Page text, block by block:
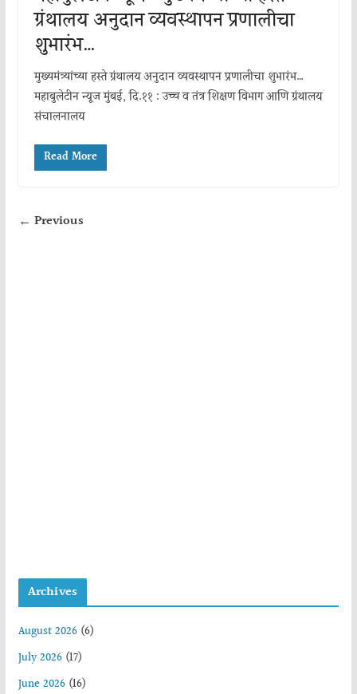
ग्रंथालय अनुदान व्यवस्थापन प्रणालीचा
शुभारंभ…
मुख्यमंत्र्यांच्या हस्ते ग्रंथालय अनुदान व्यवस्थापन प्रणालीचा शुभारंभ…
महाबुलेटीन न्यूज मुंबई, दि.११ : उच्च व तंत्र शिक्षण विभाग आणि ग्रंथालय
संचालनालय
Read More
← Previous
Archives
August 2026(6)
July 2026(17)
June 2026(16)